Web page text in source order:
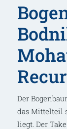
Der
das Mittelteil
liegt. Der